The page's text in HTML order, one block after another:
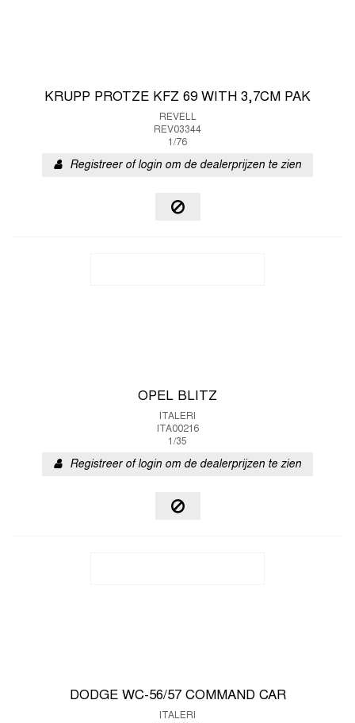
KRUPP PROTZE KFZ 69 WITH 3,7CM PAK
REVELL
REV03344
1/76
Registreer of login om de dealerprijzen te zien
OPEL BLITZ
ITALERI
ITA00216
1/35
Registreer of login om de dealerprijzen te zien
DODGE WC-56/57 COMMAND CAR
ITALERI